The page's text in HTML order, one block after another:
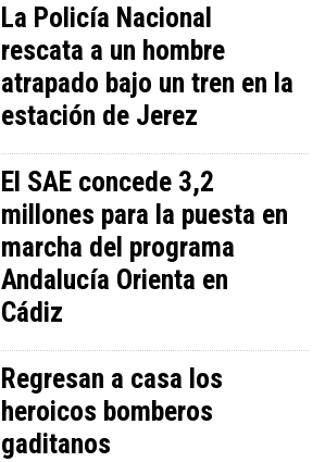
La Policía Nacional
rescata a un hombre
atrapado bajo un tren en la
estación de Jerez
El SAE concede 3,2
millones para la puesta en
marcha del programa
Andalucía Orienta en
Cádiz
Regresan a casa los
heroicos bomberos
gaditanos